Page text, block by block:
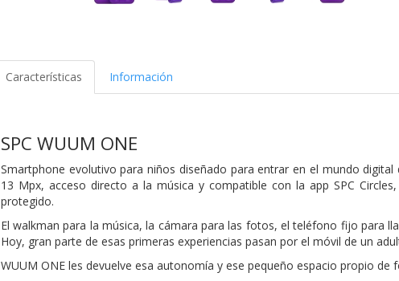
Características Información
SPC WUUM ONE
Smartphone evolutivo para niños diseñado para entrar en el mundo
13 Mpx, acceso directo a la música y compatible con la app SPC
protegido.
El walkman para la música, la cámara para las fotos, el teléfono fijo para
Hoy, gran parte de esas primeras experiencias pasan por el móvil de un
WUUM ONE les devuelve esa autonomía y ese pequeño espacio propio